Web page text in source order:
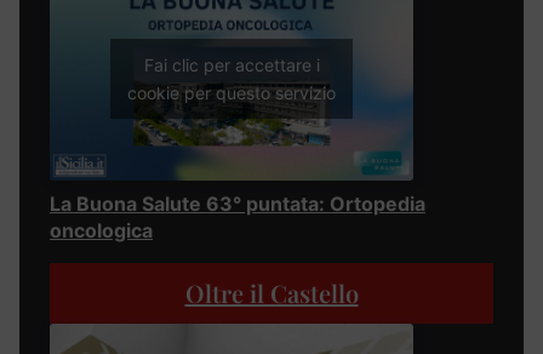
Fai clic per accettare i
cookie per questo servizio
La Buona Salute 63° puntata: Ortopedia
oncologica
Oltre il Castello